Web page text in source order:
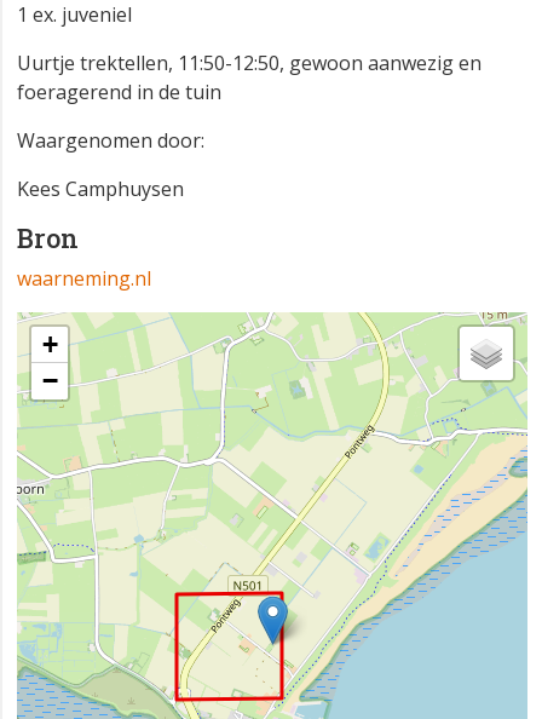
1 ex. juveniel
Uurtje trektellen, 11:50-12:50, gewoon aanwezig en
foeragerend in de tuin
Waargenomen door:
Kees Camphuysen
Bron
waarneming.nl
+
−